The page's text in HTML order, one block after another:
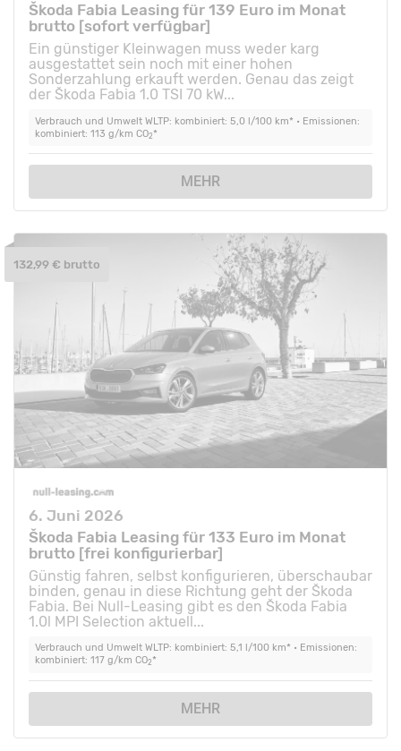
Škoda Fabia Leasing für 139 Euro im Monat
brutto [sofort verfügbar]
Ein günstiger Kleinwagen muss weder karg
ausgestattet sein noch mit einer hohen
Sonderzahlung erkauft werden. Genau das zeigt
der Škoda Fabia 1.0 TSI 70 kW...
Verbrauch und Umwelt WLTP: kombiniert: 5,0 l/100 km* • Emissionen:
kombiniert: 113 g/km CO2*
MEHR
6. Juni 2026
Škoda Fabia Leasing für 133 Euro im Monat
brutto [frei konfigurierbar]
Günstig fahren, selbst konfigurieren, überschaubar
binden, genau in diese Richtung geht der Škoda
Fabia. Bei Null-Leasing gibt es den Škoda Fabia
1.0l MPI Selection aktuell...
Verbrauch und Umwelt WLTP: kombiniert: 5,1 l/100 km* • Emissionen:
kombiniert: 117 g/km CO2*
MEHR
132,99 € brutto